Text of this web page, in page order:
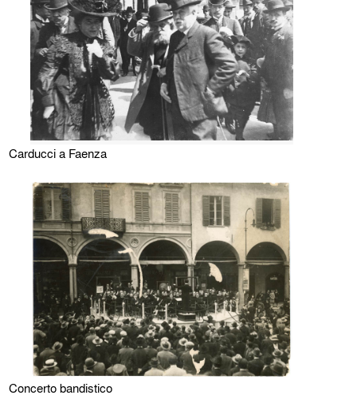
Carducci a Faenza
Concerto bandistico